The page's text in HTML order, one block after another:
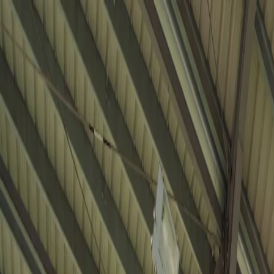
Para jogadores
Reserva campos de padel
Reserva campos de ténis
Reserva campos de ténis
Encontra um clube
Para jogadores
Reserva campos de padel
Reserva campos de ténis
Reserva campos de ténis
Encontra um clube
Para clubes
Playtomic Manager
Playtomic Coach
Academy
Preços
Para clubes
Playtomic Manager
Playtomic Coach
Academy